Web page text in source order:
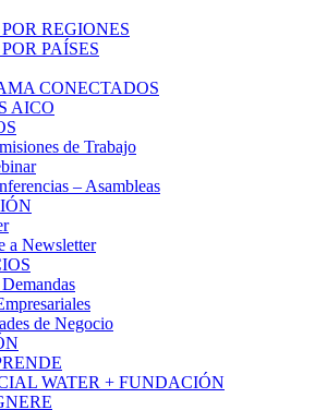
REGIONES
PAÍSES
CONECTADOS
AICO
de Trabajo
– Asambleas
a Newsletter
de Negocio
WATER + FUNDACIÓN